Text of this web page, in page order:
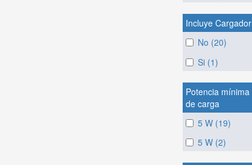
Incluye Cargador
No (20)
Si (1)
Potencia mínima
de carga
5 W (19)
5 W (2)